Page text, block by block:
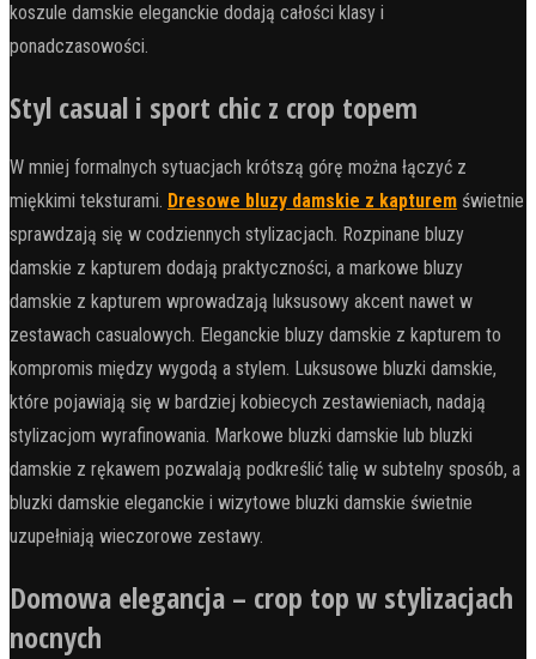
koszule damskie eleganckie dodają całości klasy i
ponadczasowości.
Styl casual i sport chic z crop topem
W mniej formalnych sytuacjach krótszą górę można łączyć z
miękkimi teksturami. Dresowe bluzy damskie z kapturem świetnie
sprawdzają się w codziennych stylizacjach. Rozpinane bluzy
damskie z kapturem dodają praktyczności, a markowe bluzy
damskie z kapturem wprowadzają luksusowy akcent nawet w
zestawach casualowych. Eleganckie bluzy damskie z kapturem to
kompromis między wygodą a stylem. Luksusowe bluzki damskie,
które pojawiają się w bardziej kobiecych zestawieniach, nadają
stylizacjom wyrafinowania. Markowe bluzki damskie lub bluzki
damskie z rękawem pozwalają podkreślić talię w subtelny sposób, a
bluzki damskie eleganckie i wizytowe bluzki damskie świetnie
uzupełniają wieczorowe zestawy.
Domowa elegancja – crop top w stylizacjach
nocnych